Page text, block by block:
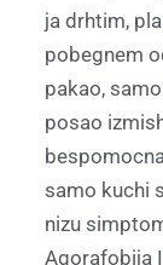
ja drhtim,
pobegnem
pakao,
posao
samo kuchi
nizu
Agorafobija